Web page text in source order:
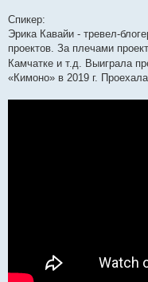
Спикер:
Эрика Кавайи - тревел-
проектов. За плечами
Камчатке и т.д. Выиграла
«Кимоно» в 2019 г.